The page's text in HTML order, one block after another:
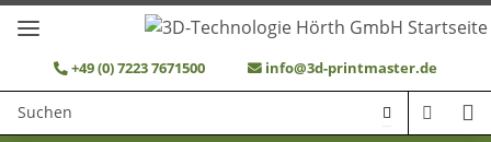
+49 (0) 7223 7671500 info@3d-printmaster.de